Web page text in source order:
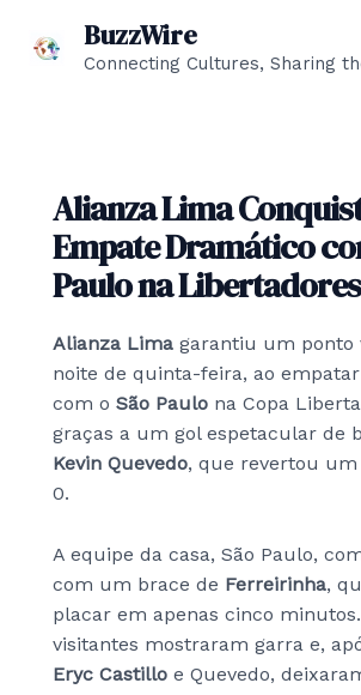
BuzzWire
Connecting Cultures, Sharing
Alianza Lima
Empate Dramático
Paulo na Libertadores
Alianza Lima garantiu um ponto
noite de quinta-feira, ao
com o São Paulo na Copa
graças a um gol espetacular de
Kevin Quevedo, que revertou
0.
A equipe da casa, São Paulo,
com um brace de Ferreirinha,
placar em apenas cinco
visitantes mostraram garra e,
Eryc Castillo e Quevedo,